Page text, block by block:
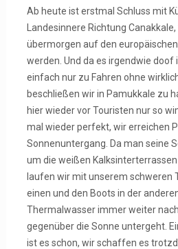
Ab heute ist erstmal Schluss mit
Landesinnere Richtung
übermorgen auf den
werden. Und da es irgendwie doof
einfach nur zu Fahren ohne
beschließen wir in Pamukkale zu
hier wieder vor Touristen nur so
mal wieder perfekt, wir erreichen
Sonnenuntergang. Da man seine
um die weißen
laufen wir mit unserem schweren
einen und den Boots in der
Thermalwasser immer weiter
gegenüber die Sonne untergeht.
ist es schon, wir schaffen es